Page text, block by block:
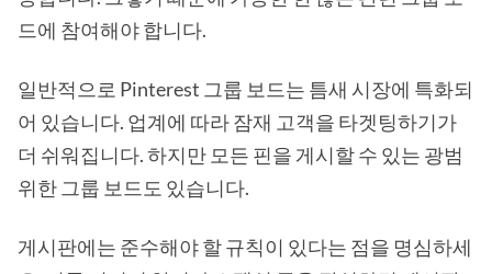
드에 참여해야 합니다.
일반적으로 Pinterest 그룹 보드는 틈새 시장에 특화되
어 있습니다. 업계에 따라 잠재 고객을 타겟팅하기가
더 쉬워집니다. 하지만 모든 핀을 게시할 수 있는 광범
위한 그룹 보드도 있습니다.
게시판에는 준수해야 할 규칙이 있다는 점을 명심하세